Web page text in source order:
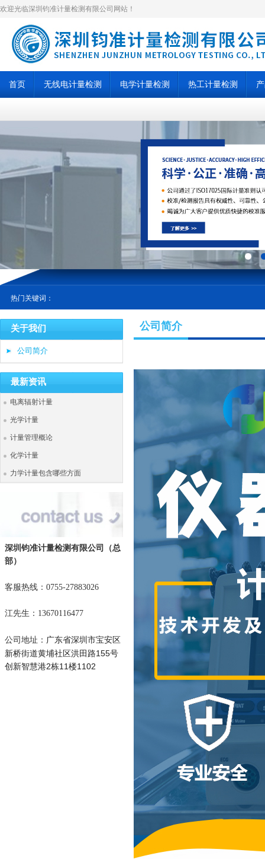
欢迎光临深圳钧准计量检测有限公司网站！
首页 无线电计量检测 电学计量检测 热工计量检测
热门关键词：
关于我们
公司简介
最新资讯
电离辐射计量
光学计量
计量管理概论
化学计量
力学计量包含哪些方面
深圳钧准计量检测有限公司
（总
部）
客服热线：0755-27883026
江先生：13670116477
公司地址： 广东省深圳市宝安区
新桥街道黄埔社区洪田路155号
创新智慧港2栋11楼1102
公司简介